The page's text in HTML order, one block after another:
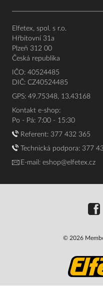
Elfetex, spol. s r.o.
Hřbitovní 31a
Plzeň 312 00
Česká republika
IČO: 40524485
DIČ: CZ40524485
GPS: 49.75348, 13.43168
Kontakt e-shop:
Po - Pá: 7:00 - 15:30
Referent: 377 432 365
Technická podpora: 377
E-mail: eshop@elfetex.cz
© 2026